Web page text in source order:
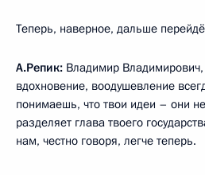
Теперь, наверное, дальше
А.Репик: Владимир
вдохновение, воодушевление
понимаешь, что твои идеи – они
разделяет глава твоего
нам, честно говоря, легче теперь.